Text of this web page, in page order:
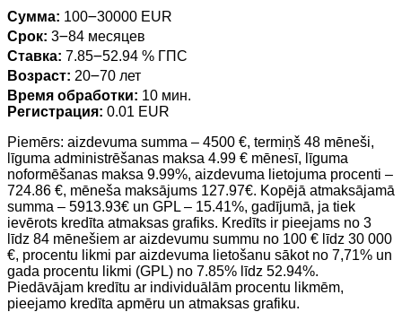
Сумма: 100౼30000 EUR
Срок: 3౼84 месяцев
Ставка: 7.85౼52.94 % ГПС
Возраст: 20౼70 лет
Время обработки: 10 мин.
Регистрация: 0.01 EUR
Piemērs: aizdevuma summa – 4500 €, termiņš 48 mēneši,
līguma administrēšanas maksa 4.99 € mēnesī, līguma
noformēšanas maksa 9.99%, aizdevuma lietojuma procenti –
724.86 €, mēneša maksājums 127.97€. Kopējā atmaksājamā
summa – 5913.93€ un GPL – 15.41%, gadījumā, ja tiek
ievērots kredīta atmaksas grafiks. Kredīts ir pieejams no 3
līdz 84 mēnešiem ar aizdevumu summu no 100 € līdz 30 000
€, procentu likmi par aizdevuma lietošanu sākot no 7,71% un
gada procentu likmi (GPL) no 7.85% līdz 52.94%.
Piedāvājam kredītu ar individuālām procentu likmēm,
pieejamo kredīta apmēru un atmaksas grafiku.